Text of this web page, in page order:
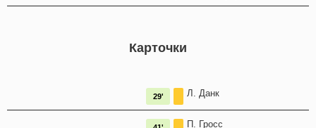
Карточки
Л. Данк
29'
П. Гросс